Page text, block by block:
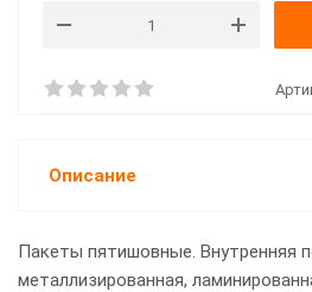
Описание
Пакеты пятишовные. Внутренняя
металлизированная,